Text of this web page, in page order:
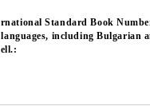
Standard Book
including Bulgarian